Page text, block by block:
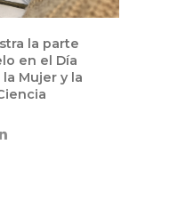
la parte
en el Día
Mujer y la